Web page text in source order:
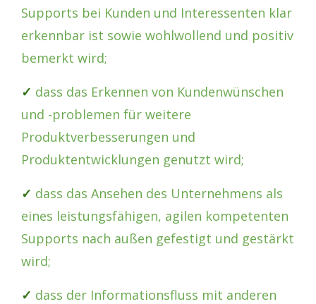
Supports bei Kunden und Interessenten klar
erkennbar ist sowie wohlwollend und positiv
bemerkt wird;
✓ dass das Erkennen von Kundenwünschen
und -problemen für weitere
Produktverbesserungen und
Produktentwicklungen genutzt wird;
✓ dass das Ansehen des Unternehmens als
eines leistungsfähigen, agilen kompetenten
Supports nach außen gefestigt und gestärkt
wird;
✓ dass der Informationsfluss mit anderen